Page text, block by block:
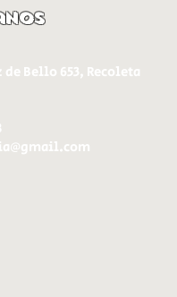
Bello 653, Recoleta